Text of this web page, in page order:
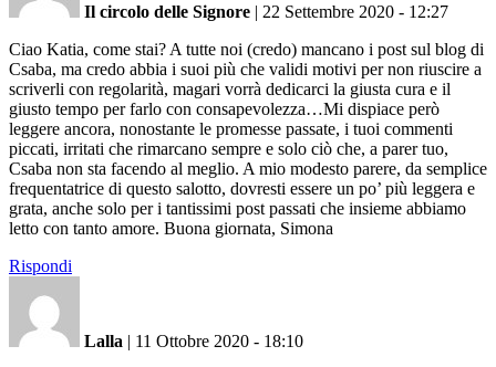
Il circolo delle Signore | 22 Settembre 2020 - 12:27
Ciao Katia, come stai? A tutte noi (credo) mancano i post sul blog di
Csaba, ma credo abbia i suoi più che validi motivi per non riuscire a
scriverli con regolarità, magari vorrà dedicarci la giusta cura e il
giusto tempo per farlo con consapevolezza…Mi dispiace però
leggere ancora, nonostante le promesse passate, i tuoi commenti
piccati, irritati che rimarcano sempre e solo ciò che, a parer tuo,
Csaba non sta facendo al meglio. A mio modesto parere, da semplice
frequentatrice di questo salotto, dovresti essere un po’ più leggera e
grata, anche solo per i tantissimi post passati che insieme abbiamo
letto con tanto amore. Buona giornata, Simona
Rispondi
Lalla | 11 Ottobre 2020 - 18:10